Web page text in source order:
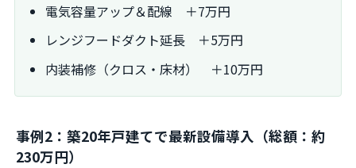
電気容量アップ＆配線 ＋7万円
レンジフードダクト延長 ＋5万円
内装補修（クロス・床材） ＋10万円
事例2：築20年戸建てで最新設備導入（総額：約
230万円）